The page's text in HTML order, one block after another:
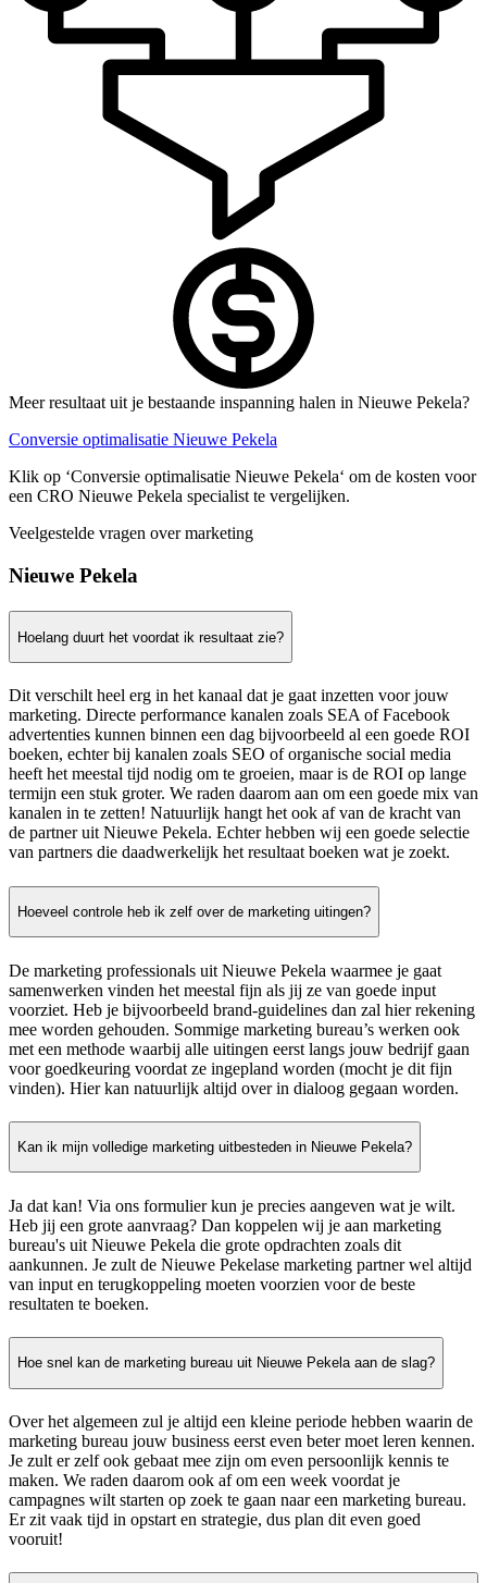
Meer resultaat uit je bestaande inspanning halen in Nieuwe Pekela?
Conversie optimalisatie Nieuwe Pekela
Klik op ‘Conversie optimalisatie Nieuwe Pekela‘ om de kosten voor
een CRO Nieuwe Pekela specialist te vergelijken.
Veelgestelde vragen over marketing
Nieuwe Pekela
Hoelang duurt het voordat ik resultaat zie?
Dit verschilt heel erg in het kanaal dat je gaat inzetten voor jouw
marketing. Directe performance kanalen zoals SEA of Facebook
advertenties kunnen binnen een dag bijvoorbeeld al een goede ROI
boeken, echter bij kanalen zoals SEO of organische social media
heeft het meestal tijd nodig om te groeien, maar is de ROI op lange
termijn een stuk groter. We raden daarom aan om een goede mix van
kanalen in te zetten! Natuurlijk hangt het ook af van de kracht van
de partner uit Nieuwe Pekela. Echter hebben wij een goede selectie
van partners die daadwerkelijk het resultaat boeken wat je zoekt.
Hoeveel controle heb ik zelf over de marketing uitingen?
De marketing professionals uit Nieuwe Pekela waarmee je gaat
samenwerken vinden het meestal fijn als jij ze van goede input
voorziet. Heb je bijvoorbeeld brand-guidelines dan zal hier rekening
mee worden gehouden. Sommige marketing bureau’s werken ook
met een methode waarbij alle uitingen eerst langs jouw bedrijf gaan
voor goedkeuring voordat ze ingepland worden (mocht je dit fijn
vinden). Hier kan natuurlijk altijd over in dialoog gegaan worden.
Kan ik mijn volledige marketing uitbesteden in Nieuwe Pekela?
Ja dat kan! Via ons formulier kun je precies aangeven wat je wilt.
Heb jij een grote aanvraag? Dan koppelen wij je aan marketing
bureau's uit Nieuwe Pekela die grote opdrachten zoals dit
aankunnen. Je zult de Nieuwe Pekelase marketing partner wel altijd
van input en terugkoppeling moeten voorzien voor de beste
resultaten te boeken.
Hoe snel kan de marketing bureau uit Nieuwe Pekela aan de slag?
Over het algemeen zul je altijd een kleine periode hebben waarin de
marketing bureau jouw business eerst even beter moet leren kennen.
Je zult er zelf ook gebaat mee zijn om even persoonlijk kennis te
maken. We raden daarom ook af om een week voordat je
campagnes wilt starten op zoek te gaan naar een marketing bureau.
Er zit vaak tijd in opstart en strategie, dus plan dit even goed
vooruit!